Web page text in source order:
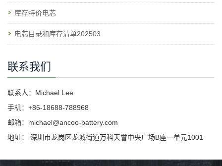
库存特价电芯
电芯目录和库存清单202503
联系我们
联系人：Michael Lee
手机：+86-18688-788968
邮箱：michael@ancoo-battery.com
地址： 深圳市龙岗区龙城街道万科天誉中央广场B座一单元1001